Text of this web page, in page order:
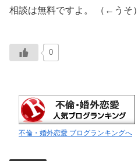
相談は無料ですよ。 （←うそ）
0
不倫・婚外恋愛 ブログランキングへ